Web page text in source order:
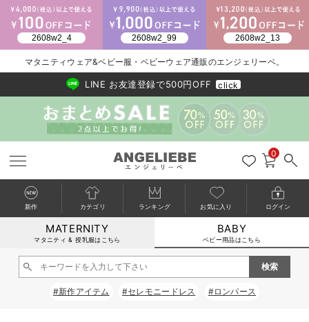
新生児服全て
ベビー服全て
ロンパース・カバーオール
シーズンアイテム全て
ベビー・新生児 寝具全て
ベビーベッド・布団 （ベビー・新生児）
ベビー 雑貨全て
ベビーチェア（ハイローチェア）・ベビーラック
お出かけグッズ全て
ベビー｜季節の特集全て
猛暑からベビーを守るひんやりグッズ
アウトレット全て
【アウトレット】ワンピース
特集全て
抗菌防臭加工
再入荷全て
再入荷｜インナー
戻る
送料無料アイテム全て
ワンピース
戻る
ブラキャミ おまとめ
戻る
【37周年祭セール】
【37周年祭セール】
戻る
気温差別オススメア
【15℃】3月下旬～
戻る
動きやすく着回しで
戻る
強撚スムース(コスパ
戻る
マタニティウェア
【おまとめ割】パジ
戻る
こだわりの履き心地
カジュアル
戻る
ジャケット派
戻る
出産準備応援割全て
マタニティパジャマ
戻る
【オフィスカジュア
戻る
レギンスタイプ
戻る
【フォーマル】ワン
戻る
【ベビー】長袖
戻る
ハンカチ
戻る
快適ウェア10%OFF
戻る
春のマタニティワン
セットアップ・ レイ
戻る
Gift Selection 出産
〜3,000円（税込）
戻る
冬の冷え対策インナ
薄くてあったか
戻る
入院準備の持ち物チ
入院してすぐ使うグ
戻る
冬のあったか特集全て
【冬のあったか特集
マタニティウェア&ベビー服・ベビーウェア通販のエンジェリーベ。
2026/NewArrival
送料495円(一部地域を除く) 7,700円以上で送料無料
LINE お友達登録で500円OFF
click
0
新作 カテゴリ ランキング お気に入り ログイン
MATERNITY
マタニティ & 授乳服はこちら
BABY
ベビー用品はこちら
#新作アイテム #セレモニードレス #ロンパース
カートに入れる
閉じる